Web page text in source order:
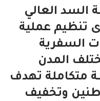
السد العالي
تنظيم عملية
السفرية
المدن
متكاملة تهدف
وتخفيف